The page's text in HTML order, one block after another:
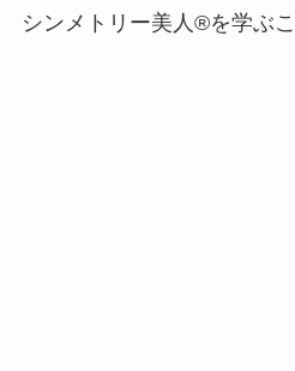
シンメトリー美人®を学ぶ